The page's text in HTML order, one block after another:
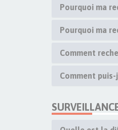
Pourquoi ma
Pourquoi ma
Comment
Comment